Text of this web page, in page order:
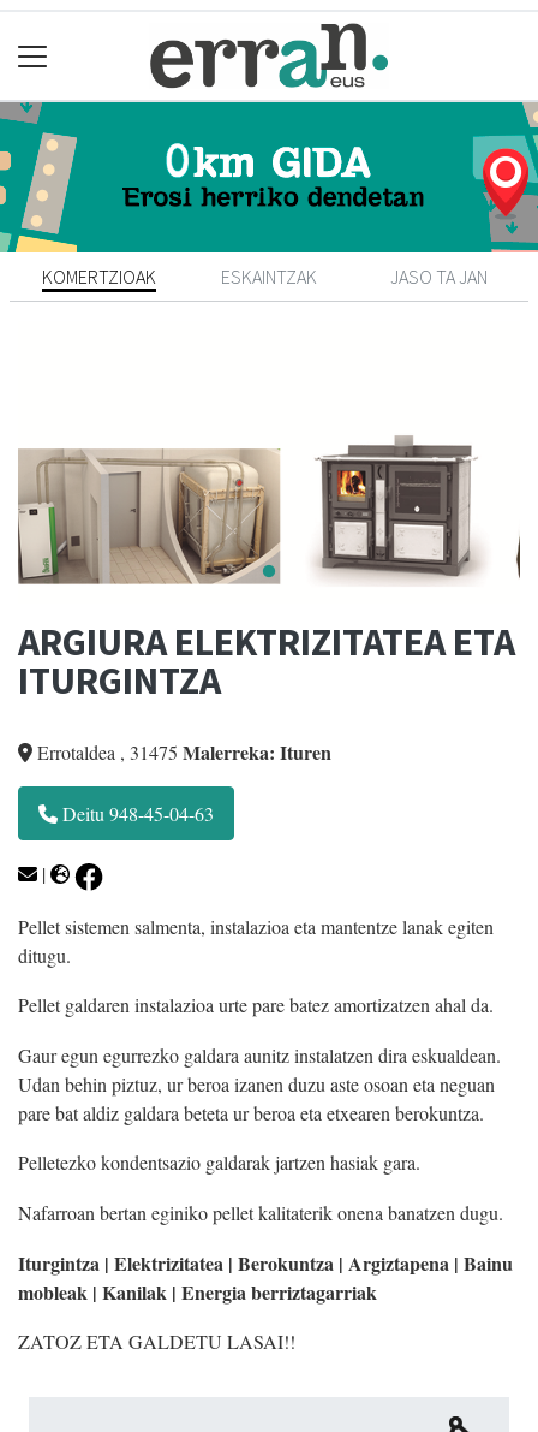
KOMERTZIOAK ESKAINTZAK JASO TA JAN
ARGIURA ELEKTRIZITATEA ETA
ITURGINTZA
Errotaldea , 31475 Malerreka: Ituren
Deitu 948-45-04-63
|
Pellet sistemen salmenta, instalazioa eta mantentze lanak egiten
ditugu.
Pellet galdaren instalazioa urte pare batez amortizatzen ahal da.
Gaur egun egurrezko galdara aunitz instalatzen dira eskualdean.
Udan behin piztuz, ur beroa izanen duzu aste osoan eta neguan
pare bat aldiz galdara beteta ur beroa eta etxearen berokuntza.
Pelletezko kondentsazio galdarak jartzen hasiak gara.
Nafarroan bertan eginiko pellet kalitaterik onena banatzen dugu.
Iturgintza | Elektrizitatea | Berokuntza | Argiztapena | Bainu
mobleak | Kanilak | Energia berriztagarriak
ZATOZ ETA GALDETU LASAI!!